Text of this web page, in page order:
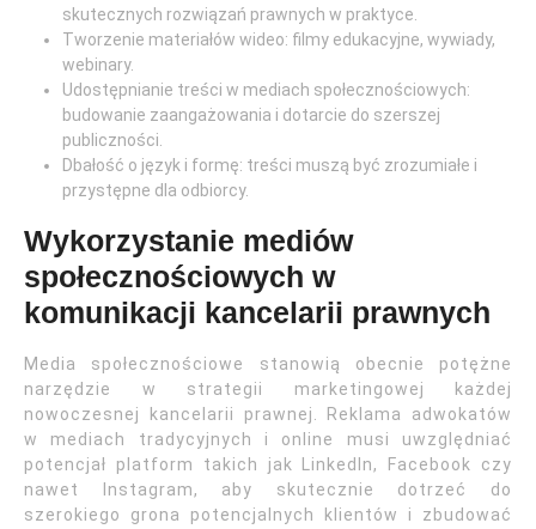
skutecznych rozwiązań prawnych w praktyce.
Tworzenie materiałów wideo: filmy edukacyjne, wywiady,
webinary.
Udostępnianie treści w mediach społecznościowych:
budowanie zaangażowania i dotarcie do szerszej
publiczności.
Dbałość o język i formę: treści muszą być zrozumiałe i
przystępne dla odbiorcy.
Wykorzystanie mediów
społecznościowych w
komunikacji kancelarii prawnych
Media społecznościowe stanowią obecnie potężne
narzędzie w strategii marketingowej każdej
nowoczesnej kancelarii prawnej. Reklama adwokatów
w mediach tradycyjnych i online musi uwzględniać
potencjał platform takich jak LinkedIn, Facebook czy
nawet Instagram, aby skutecznie dotrzeć do
szerokiego grona potencjalnych klientów i zbudować